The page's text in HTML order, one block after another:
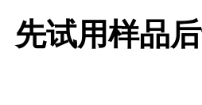
先试用样品